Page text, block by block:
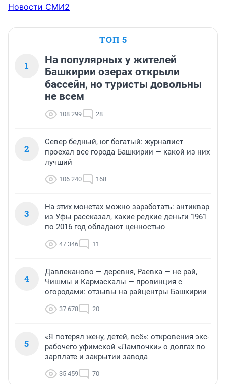
Новости СМИ2
ТОП 5
1
На популярных у жителей
Башкирии озерах открыли
бассейн, но туристы довольны
не всем
108 299 28
2
Север бедный, юг богатый: журналист
проехал все города Башкирии — какой из них
лучший
106 240 168
3
На этих монетах можно заработать: антиквар
из Уфы рассказал, какие редкие деньги 1961
по 2016 год обладают ценностью
47 346 11
4
Давлеканово — деревня, Раевка — не рай,
Чишмы и Кармаскалы — провинция с
огородами: отзывы на райцентры Башкирии
37 678 20
5
«Я потерял жену, детей, всё»: откровения экс-
рабочего уфимской «Лампочки» о долгах по
зарплате и закрытии завода
35 459 70